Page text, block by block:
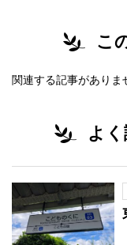
こ
関連する記事がありま
よ